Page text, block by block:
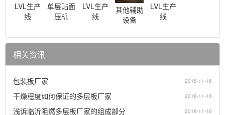
LVL生产
线
单层贴面
压机
LVL生产
线
其他辅助
设备
LVL生产
线
相关资讯
包装板厂家 2018-11-16
干燥程度如何保证的多层板厂家 2018-11-16
浅诉临沂阻燃多层板厂家的组成部分 2018-11-16